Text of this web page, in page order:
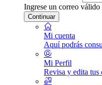
Ingrese un correo válido
Continuar
Mi cuenta
Aquí podrás
Mi Perfil
Revisa y edita tus